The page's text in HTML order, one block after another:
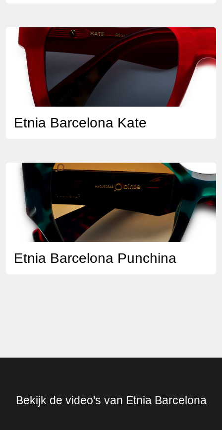
Etnia Barcelona Kate
Etnia Barcelona Punchina
Bekijk de video's van Etnia Barcelona